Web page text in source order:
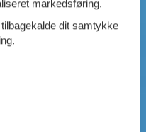
markedsføring.
dit samtykke